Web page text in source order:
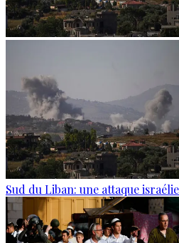
Sud du Liban: une attaque